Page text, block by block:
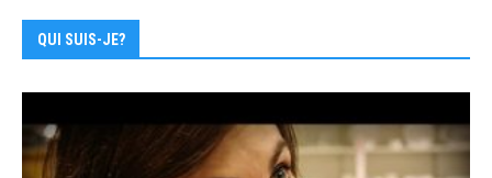
QUI SUIS-JE?